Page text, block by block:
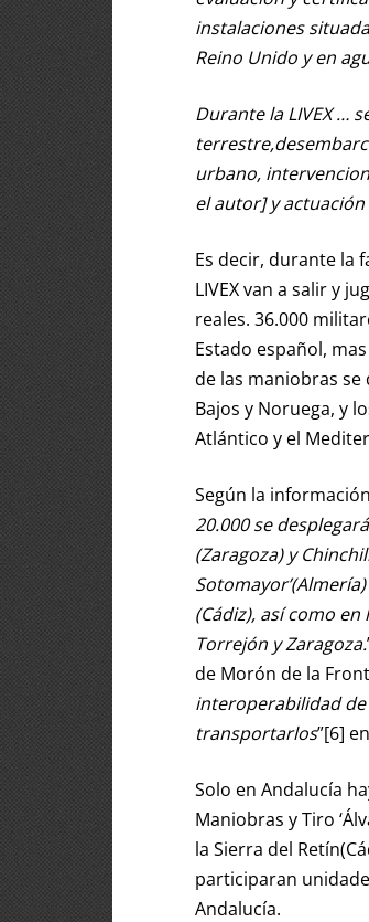
instalaciones
Reino Unido y en
Durante la LIVEX …
urbano,
el autor] y
Es decir, durante la
LIVEX van a salir y
reales. 36.000
Estado español,
de las maniobras se
Bajos y Noruega, y
Atlántico y el
Según la
20.000 se
(Zaragoza) y
(Cádiz), así como en
Torrejón y Zaragoza.
de Morón de la
interoperabilidad de
transportarlos”[6]
Solo en Andalucía
Maniobras y Tiro
la Sierra del
participaran
Andalucía.